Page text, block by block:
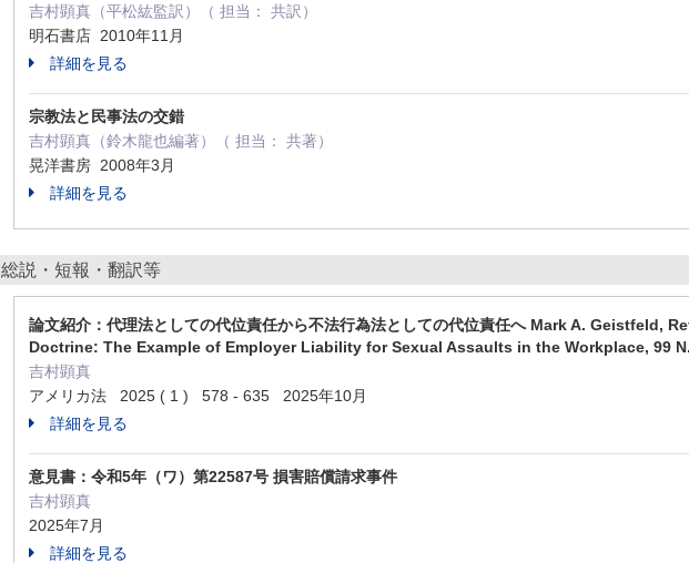
吉村顕真（平松紘監訳）（ 担当： 共訳）
明石書店 2010年11月
詳細を見る
宗教法と民事法の交錯
吉村顕真（鈴木龍也編著）（ 担当： 共著）
晃洋書房 2008年3月
詳細を見る
総説・短報・翻訳等
論文紹介：代理法としての代位責任から不法行為法としての代位責任へ Mark A.
Doctrine: The Example of Employer Liability for Sexual Assaults in the Workplace, 99
吉村顕真
アメリカ法 2025 ( 1 ) 578 - 635 2025年10月
詳細を見る
意見書：令和5年（ワ）第22587号 損害賠償請求事件
吉村顕真
2025年7月
詳細を見る